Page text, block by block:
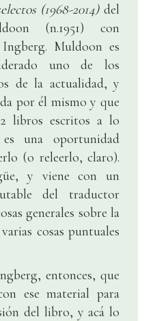
(1968-2014)del
(n.1951) con
Muldoon es
uno de los
de la actualidad, y
por él mismo y que
libros escritos a lo
una oportunidad
(o releerlo, claro).
y viene con un
del traductor
generales sobre la
cosas puntuales
entonces, que
ese material para
del libro, y acá lo